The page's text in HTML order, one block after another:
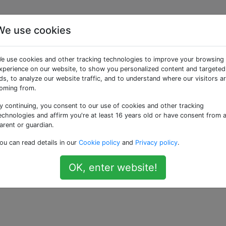
Zeiger und
Stelle
der Stelle zu ziehen, an der ich ihn bewege. Es fühlt
Person, um sie davon abzuhalten, ihn zu bewegen. Was
use cookies
use cookies and other tracking technologies to improve your browsing
on our website, to show you personalized content and targeted
to analyze our website traffic, and to understand where our visitors
from.
continuing, you consent to our use of cookies and other tracking
and affirm you're at least 16 years old or have consent from a
or guardian.
can read details in our Cookie policy and Privacy policy.
OK, enter website!